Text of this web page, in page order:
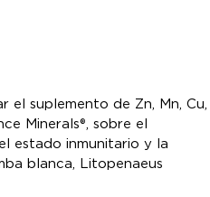
el suplemento de Zn, Mn, Cu,
Minerals®, sobre el
estado inmunitario y la
blanca, Litopenaeus